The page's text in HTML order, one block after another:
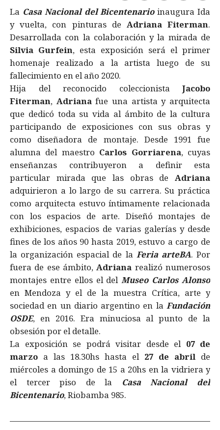
La Casa Nacional del Bicentenarioinaugura Ida
y vuelta, con pinturas de Adriana Fiterman.
Desarrollada con la colaboración y la mirada de
Silvia Gurfein, esta exposición será el primer
homenaje realizado a la artista luego de su
fallecimiento en el año 2020.
Hija del reconocido coleccionista Jacobo
Fiterman, Adrianafue una artista y arquitecta
que dedicó toda su vida al ámbito de la cultura
participando de exposiciones con sus obras y
como diseñadora de montaje. Desde 1991 fue
alumna del maestro Carlos Gorriarena, cuyas
enseñanzas contribuyeron a definir esta
particular mirada que las obras de Adriana
adquirieron a lo largo de su carrera. Su práctica
como arquitecta estuvo íntimamente relacionada
con los espacios de arte. Diseñó montajes de
exhibiciones, espacios de varias galerías y desde
fines de los años 90 hasta 2019, estuvo a cargo de
la organización espacial de la Feria arteBA. Por
fuera de ese ámbito,Adriana realizó numerosos
montajes entre ellos el delMuseo Carlos Alonso
en Mendoza y el de la muestra Crítica, arte y
sociedad en un diario argentino en la Fundación
OSDE, en 2016. Era minuciosa al punto de la
obsesión por el detalle.
La exposición se podrá visitar desde el07 de
marzo a las 18.30hs hasta el 27 de abril de
miércoles a domingo de 15 a 20hs en la vidriera y
el tercer piso de la Casa Nacional del
Bicentenario, Riobamba 985.